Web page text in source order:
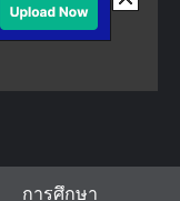
การศึกษา